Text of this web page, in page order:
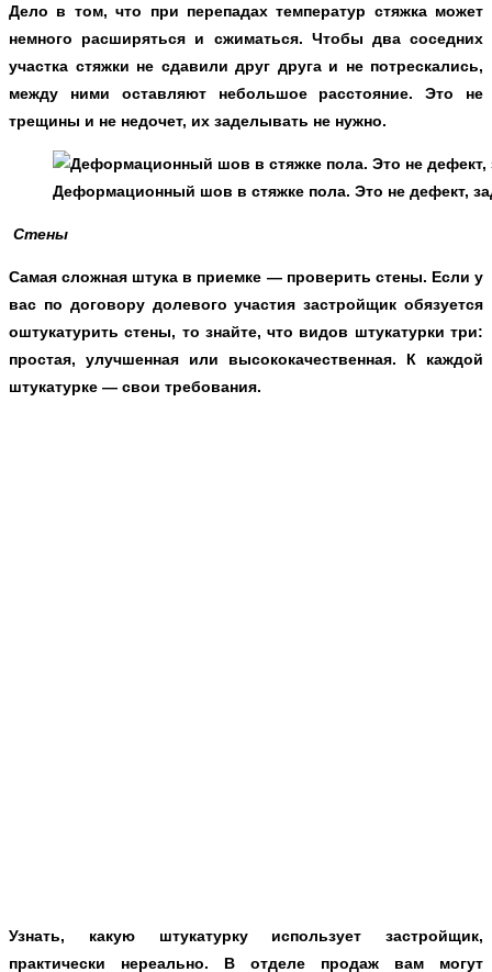
Дело в том, что при перепадах температур стяжка может
немного расширяться и сжиматься. Чтобы два соседних
участка стяжки не сдавили друг друга и не потрескались,
между ними оставляют небольшое расстояние. Это не
трещины и не недочет, их заделывать не нужно.
Деформационный шов в стяжке пола. Это не дефект,
Стены
Самая сложная штука в приемке — проверить стены. Если у
вас по договору долевого участия застройщик обязуется
оштукатурить стены, то знайте, что видов штукатурки три:
простая, улучшенная или высококачественная. К каждой
штукатурке — свои требования.
Узнать, какую штукатурку использует застройщик,
практически нереально. В отделе продаж вам могут